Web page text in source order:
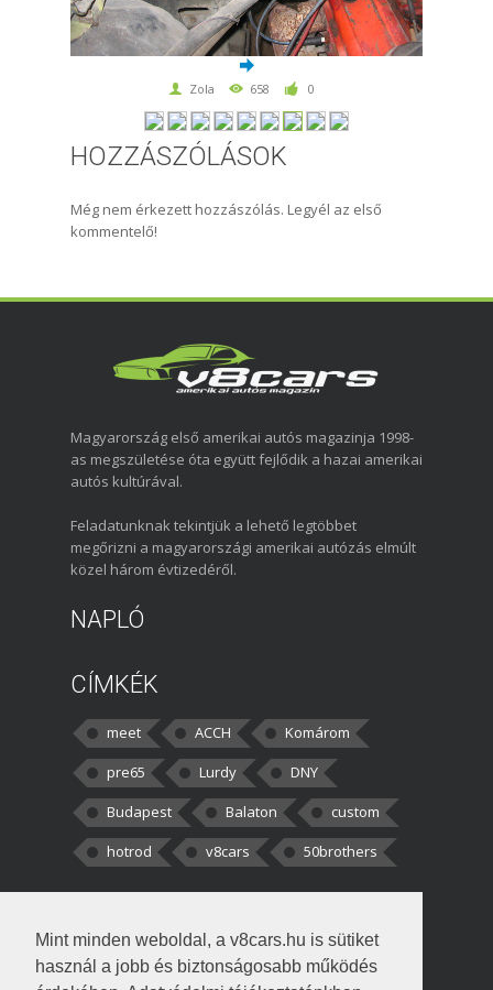
Mint minden weboldal, a v8cars.hu is sütiket
használ a jobb és biztonságosabb működés
Zola 658 0
HOZZÁSZÓLÁSOK
Még nem érkezett hozzászólás. Legyél az első
kommentelő!
Magyarország első amerikai autós magazinja 1998-
as megszületése óta együtt fejlődik a hazai amerikai
autós kultúrával.
Feladatunknak tekintjük a lehető legtöbbet
megőrizni a magyarországi amerikai autózás elmúlt
közel három évtizedéről.
NAPLÓ
CÍMKÉK
meet ACCH
Komárom
pre65
Lurdy
DNY
Budapest
Balaton
custom
hotrod
v8cars 50brothers
kortisz:Elszúrtam! Én csak két
darabbaal számoltam. Nem tudtam, hogy fél autót,